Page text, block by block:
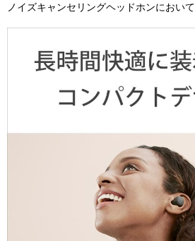
ノイズキャンセリングヘッドホンにおいて